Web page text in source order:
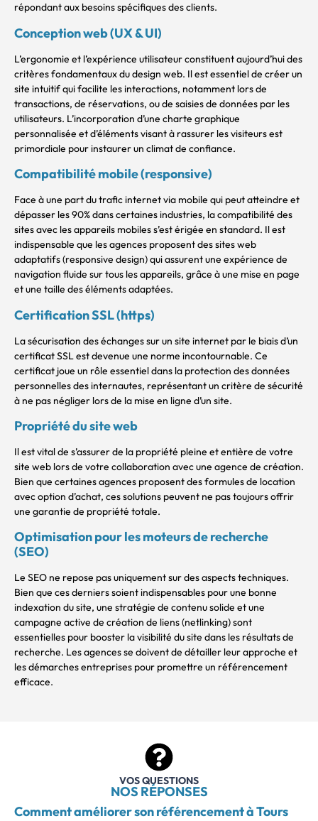
répondant aux besoins spécifiques des clients.
Conception web (UX & UI)
L’ergonomie et l’expérience utilisateur constituent aujourd’hui des
critères fondamentaux du design web. Il est essentiel de créer un
site intuitif qui facilite les interactions, notamment lors de
transactions, de réservations, ou de saisies de données par les
utilisateurs. L’incorporation d’une charte graphique
personnalisée et d’éléments visant à rassurer les visiteurs est
primordiale pour instaurer un climat de confiance.
Compatibilité mobile (responsive)
Face à une part du trafic internet via mobile qui peut atteindre et
dépasser les 90% dans certaines industries, la compatibilité des
sites avec les appareils mobiles s’est érigée en standard. Il est
indispensable que les agences proposent des sites web
adaptatifs (responsive design) qui assurent une expérience de
navigation fluide sur tous les appareils, grâce à une mise en page
et une taille des éléments adaptées.
Certification SSL (https)
La sécurisation des échanges sur un site internet par le biais d’un
certificat SSL est devenue une norme incontournable. Ce
certificat joue un rôle essentiel dans la protection des données
personnelles des internautes, représentant un critère de sécurité
à ne pas négliger lors de la mise en ligne d’un site.
Propriété du site web
Il est vital de s’assurer de la propriété pleine et entière de votre
site web lors de votre collaboration avec une agence de création.
Bien que certaines agences proposent des formules de location
avec option d’achat, ces solutions peuvent ne pas toujours offrir
une garantie de propriété totale.
Optimisation pour les moteurs de recherche
(SEO)
Le SEO ne repose pas uniquement sur des aspects techniques.
Bien que ces derniers soient indispensables pour une bonne
indexation du site, une stratégie de contenu solide et une
campagne active de création de liens (netlinking) sont
essentielles pour booster la visibilité du site dans les résultats de
recherche. Les agences se doivent de détailler leur approche et
les démarches entreprises pour promettre un référencement
efficace.
VOS QUESTIONS
NOS RÉPONSES
Comment améliorer son référencement à Tours